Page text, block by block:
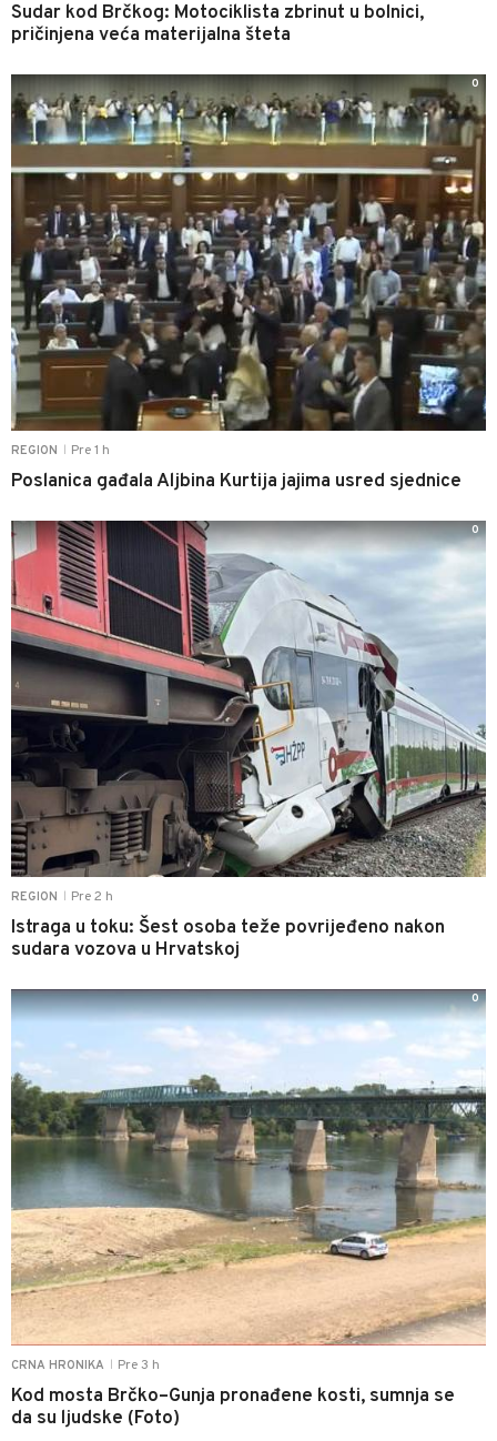
Sudar kod Brčkog: Motociklista zbrinut u bolnici,
pričinjena veća materijalna šteta
REGION Pre 1 h
Poslanica gađala Aljbina Kurtija jajima usred sjednice
0
REGION Pre 2 h
Istraga u toku: Šest osoba teže povrijeđeno nakon
sudara vozova u Hrvatskoj
0
CRNA HRONIKA Pre 3 h
Kod mosta Brčko–Gunja pronađene kosti, sumnja se
da su ljudske (Foto)
0